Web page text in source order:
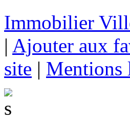
Immobilier
| Ajouter aux
site | Mentions